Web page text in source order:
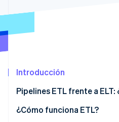
Radar
Eliminación de dióxido de
Identity
Verificación de identidad en
Introducción
Pipelines ETL frente a
¿Cómo funciona ETL?